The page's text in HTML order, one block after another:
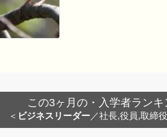
この3ヶ月の・入学者ラン
＜ ビジネスリーダー／社長,役員,取締